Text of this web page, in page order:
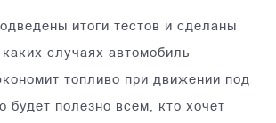
итоги тестов и сделаны
случаях автомобиль
топливо при движении под
будет полезно всем, кто хочет